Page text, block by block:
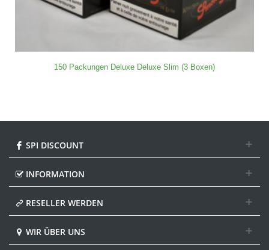
150 Packungen Deluxe Deluxe Slim (3 Boxen)
SPI DISCOUNT
INFORMATION
RESELLER WERDEN
WIR ÜBER UNS